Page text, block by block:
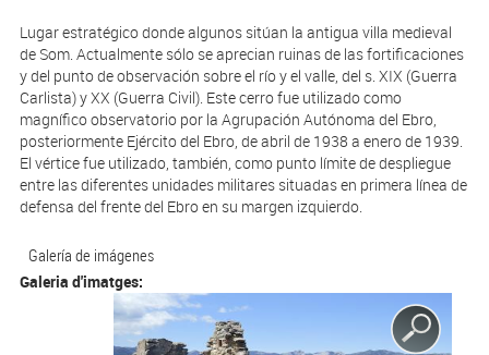
Lugar estratégico donde algunos sitúan la antigua villa medieval
de Som. Actualmente sólo se aprecian ruinas de las fortificaciones
y del punto de observación sobre el río y el valle, del s. XIX (Guerra
Carlista) y XX (Guerra Civil). Este cerro fue utilizado como
magnífico observatorio por la Agrupación Autónoma del Ebro,
posteriormente Ejército del Ebro, de abril de 1938 a enero de 1939.
El vértice fue utilizado, también, como punto límite de despliegue
entre las diferentes unidades militares situadas en primera línea de
defensa del frente del Ebro en su margen izquierdo.
Galería de imágenes
Galeria d'imatges: